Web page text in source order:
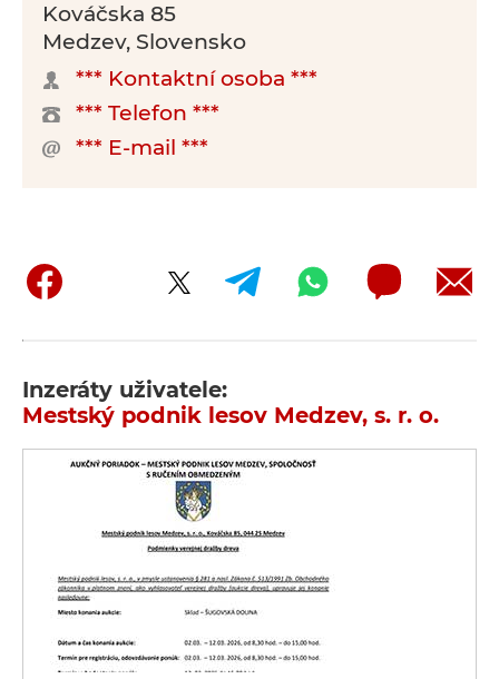
Kováčska 85
Medzev, Slovensko
*** Kontaktní osoba ***
*** Telefon ***
*** E-mail ***
Inzeráty uživatele:
Mestský podnik lesov Medzev, s. r. o.